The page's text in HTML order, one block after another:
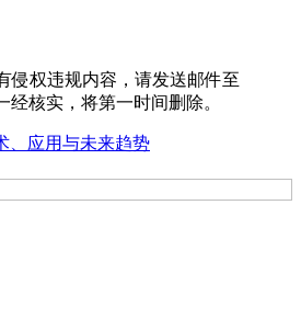
侵权违规内容，请发送邮件至
经核实，将第一时间删除。
、应用与未来趋势